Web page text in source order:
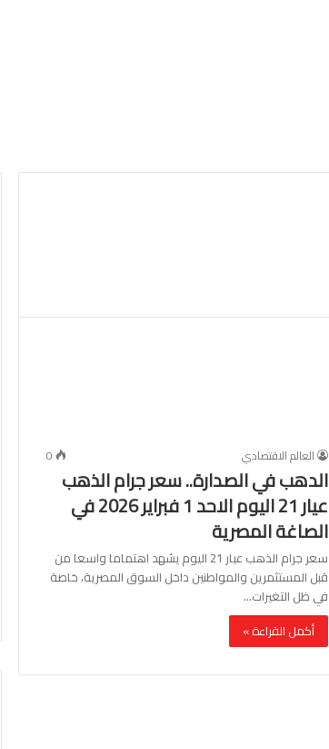
العالم الاقتصادي 0
الدهب في الصدارة.. سعر جرام الذهب
عيار 21 اليوم الاحد 1 فبراير 2026 في
الصاغة المصرية
سعر جرام الذهب عيار 21 اليوم يشهد اهتماما واسعا من
قبل المستثمرين والمواطنين داخل السوق المصرية، خاصة
في ظل التغيرات…
أكمل القراءة »